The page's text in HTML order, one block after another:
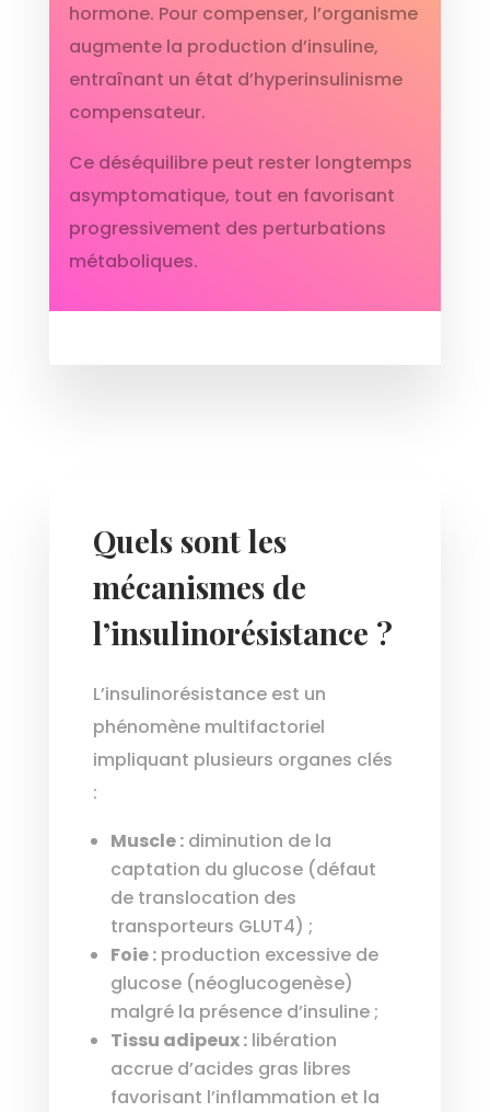
hormone. Pour compenser, l’organisme
augmente la production d’insuline,
entraînant un état d’hyperinsulinisme
compensateur.
Ce déséquilibre peut rester longtemps
asymptomatique, tout en favorisant
progressivement des perturbations
métaboliques.
Quels sont les
mécanismes de
l’insulinorésistance ?
L’insulinorésistance est un
phénomène multifactoriel
impliquant plusieurs organes clés
:
Muscle :diminution de la
captation du glucose (défaut
de translocation des
transporteurs GLUT4) ;
Foie :production excessive de
glucose (néoglucogenèse)
malgré la présence d’insuline ;
Tissu adipeux :libération
accrue d’acides gras libres
favorisant l’inflammation et la